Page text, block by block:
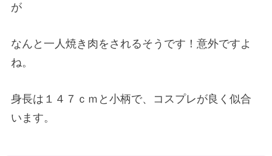
が
なんと一人焼き肉をされるそうです！意外ですよ
ね。
身長は１４７ｃｍと小柄で、コスプレが良く似合
います。